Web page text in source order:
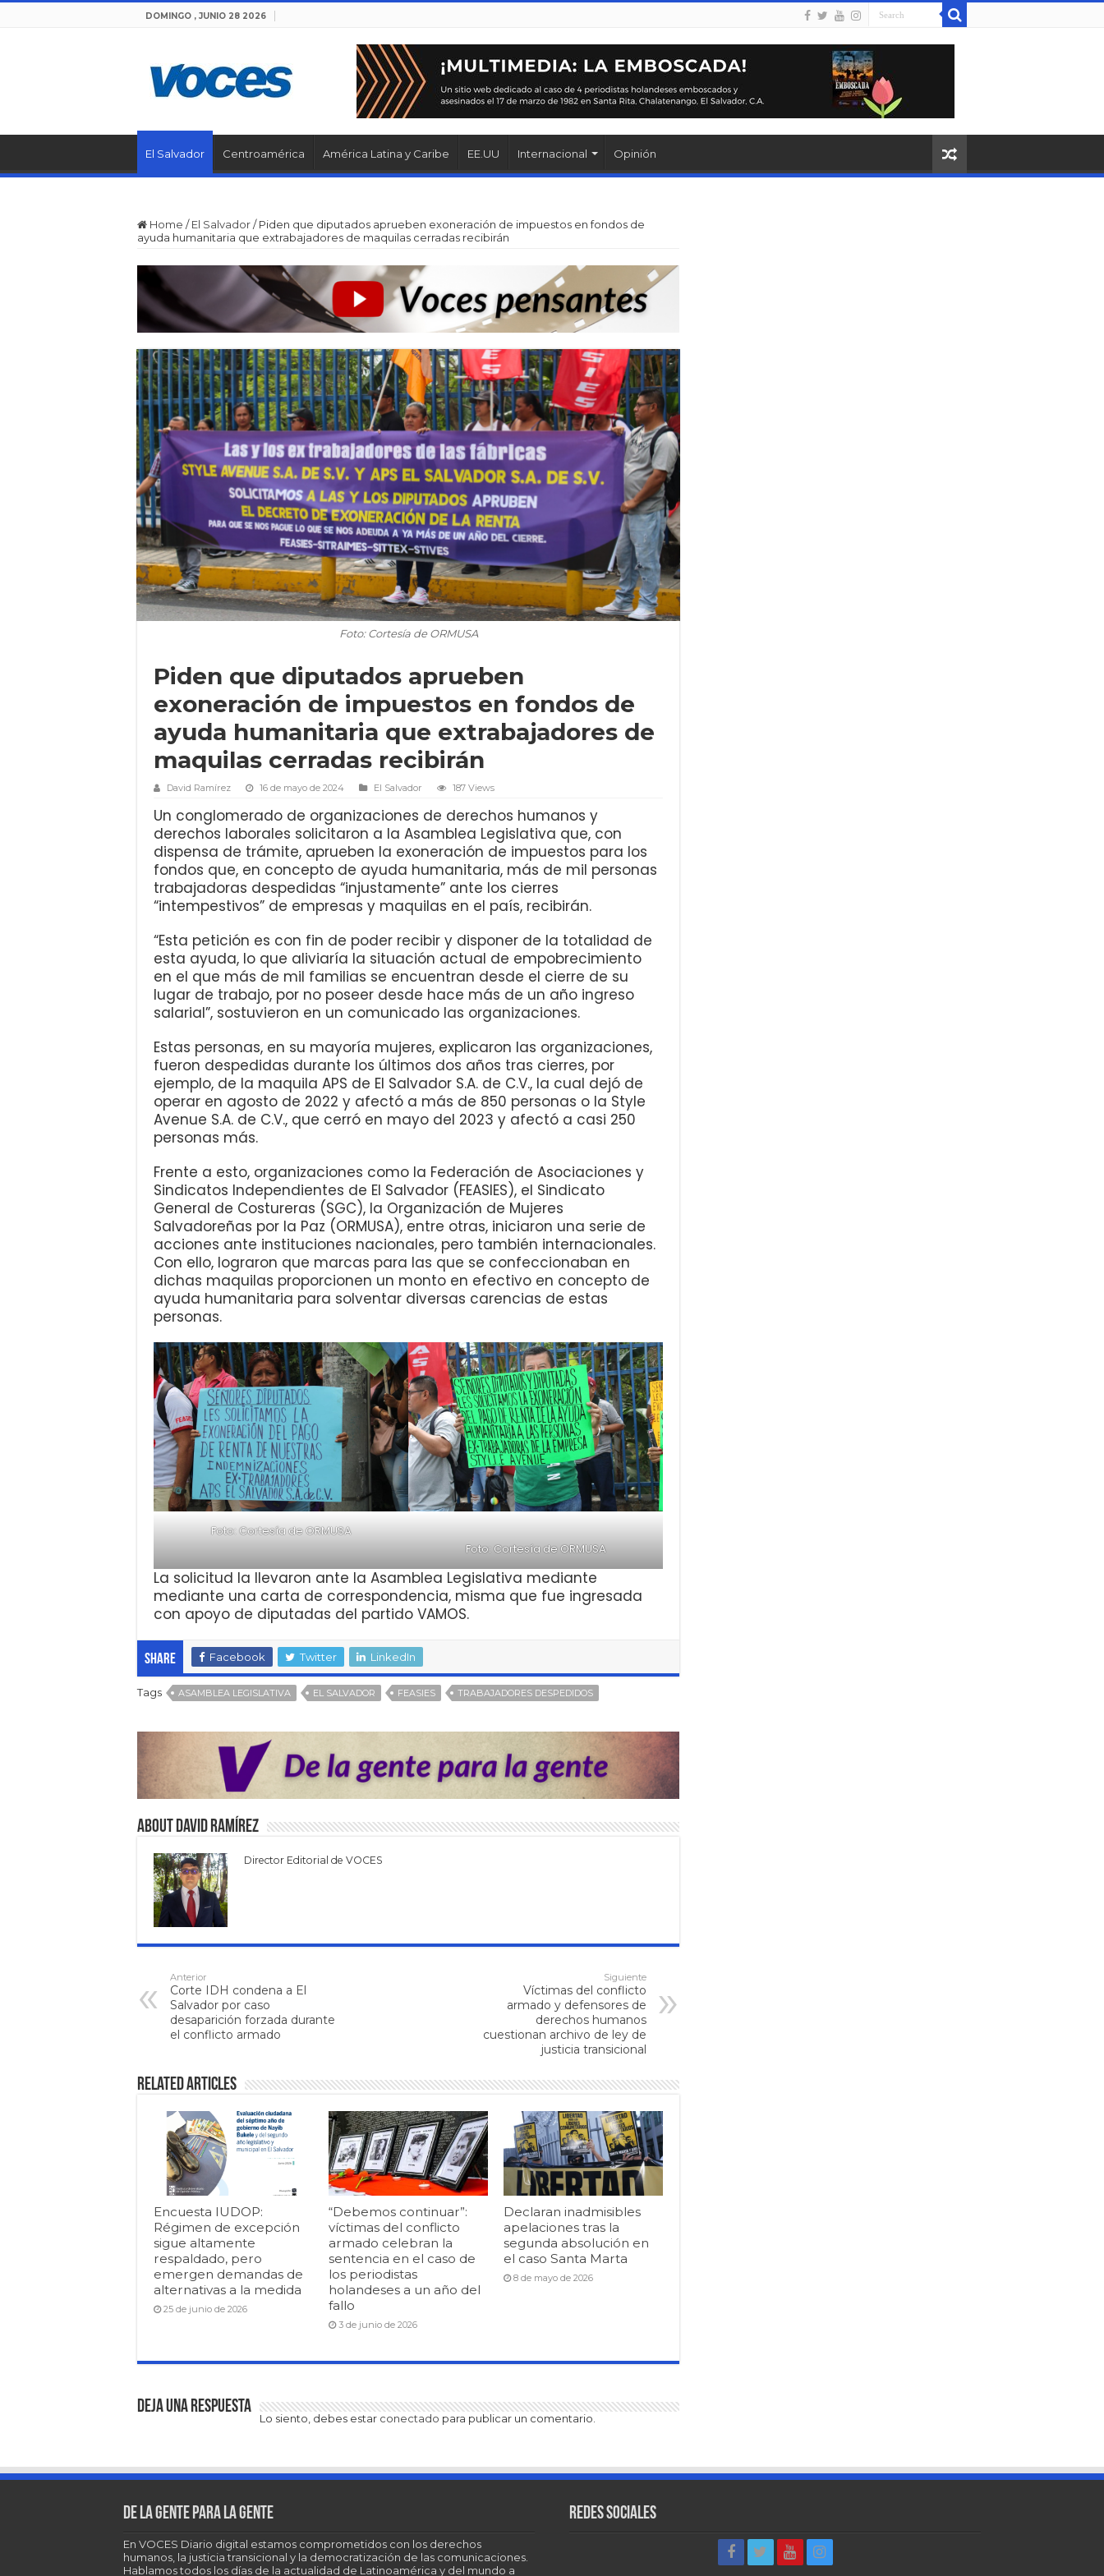
DOMINGO , JUNIO 28 2026
El Salvador Centroamérica América Latina y Caribe EE.UU Internacional Opinión
Home / El Salvador/ Piden que diputados aprueben exoneración de impuestos en fondos de
ayuda humanitaria que extrabajadores de maquilas cerradas recibirán
Foto: Cortesía de ORMUSA
Piden que diputados aprueben
exoneración de impuestos en fondos de
ayuda humanitaria que extrabajadores de
maquilas cerradas recibirán
David Ramírez 16 de mayo de 2024 El Salvador 187 Views
Un conglomerado de organizaciones de derechos humanos y
derechos laborales solicitaron a la Asamblea Legislativa que, con
dispensa de trámite, aprueben la exoneración de impuestos para los
fondos que, en concepto de ayuda humanitaria, más de mil personas
trabajadoras despedidas “injustamente” ante los cierres
“intempestivos” de empresas y maquilas en el país, recibirán.
“Esta petición es con fin de poder recibir y disponer de la totalidad de
esta ayuda, lo que aliviaría la situación actual de empobrecimiento
en el que más de mil familias se encuentran desde el cierre de su
lugar de trabajo, por no poseer desde hace más de un año ingreso
salarial”, sostuvieron en un comunicado las organizaciones.
Estas personas, en su mayoría mujeres, explicaron las organizaciones,
fueron despedidas durante los últimos dos años tras cierres, por
ejemplo, de la maquila APS de El Salvador S.A. de C.V., la cual dejó de
operar en agosto de 2022 y afectó a más de 850 personas o la Style
Avenue S.A. de C.V., que cerró en mayo del 2023 y afectó a casi 250
personas más.
Frente a esto, organizaciones como la Federación de Asociaciones y
Sindicatos Independientes de El Salvador (FEASIES), el Sindicato
General de Costureras (SGC), la Organización de Mujeres
Salvadoreñas por la Paz (ORMUSA), entre otras, iniciaron una serie de
acciones ante instituciones nacionales, pero también internacionales.
Con ello, lograron que marcas para las que se confeccionaban en
dichas maquilas proporcionen un monto en efectivo en concepto de
ayuda humanitaria para solventar diversas carencias de estas
personas.
Foto: Cortesía de ORMUSA
Foto: Cortesía de ORMUSA
La solicitud la llevaron ante la Asamblea Legislativa mediante
mediante una carta de correspondencia, misma que fue ingresada
con apoyo de diputadas del partido VAMOS.
Share Facebook Twitter LinkedIn
Tags ASAMBLEA LEGISLATIVA EL SALVADOR FEASIES TRABAJADORES DESPEDIDOS
About David Ramírez
Director Editorial de VOCES
Anterior
Corte IDH condena a El
Salvador por caso
desaparición forzada durante
el conflicto armado
Siguiente
Víctimas del conflicto
armado y defensores de
derechos humanos
cuestionan archivo de ley de
justicia transicional
Related Articles
Encuesta IUDOP:
Régimen de excepción
sigue altamente
respaldado, pero
emergen demandas de
alternativas a la medida
25 de junio de 2026
“Debemos continuar”:
víctimas del conflicto
armado celebran la
sentencia en el caso de
los periodistas
holandeses a un año del
fallo
3 de junio de 2026
Declaran inadmisibles
apelaciones tras la
segunda absolución en
el caso Santa Marta
8 de mayo de 2026
Deja una respuesta
Lo siento, debes estar conectado para publicar un comentario.
De la gente para la gente
En VOCES Diario digital estamos comprometidos con los derechos
humanos, la justicia transicional y la democratización de las comunicaciones.
Hablamos todos los días de la actualidad de Latinoamérica y del mundo a
Redes sociales